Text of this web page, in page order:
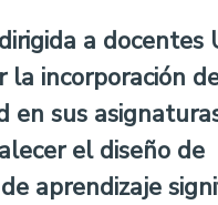
a docentes
la incorporación
en sus
el diseño de
aprendizaje